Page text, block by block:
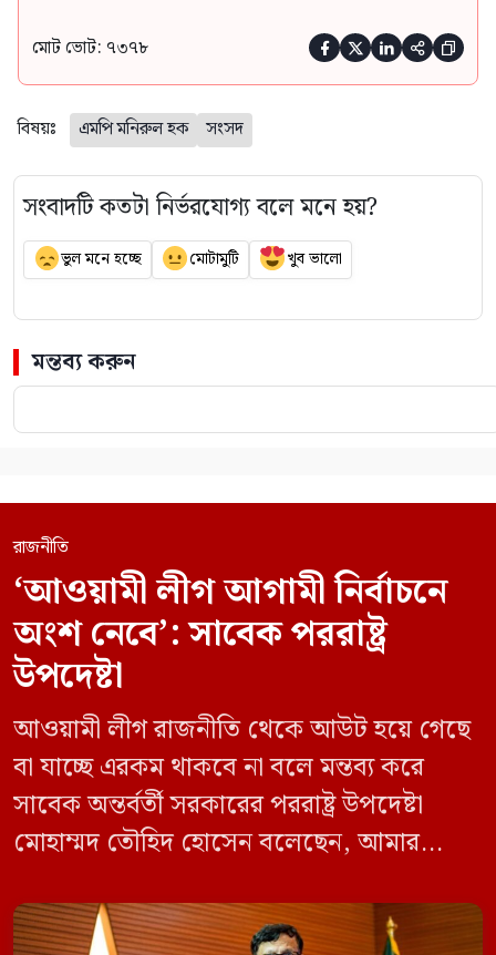
মোট ভোট: ৭৩৭৮     
বিষয়ঃ এমপি মনিরুল হক সংসদ
সংবাদটি কতটা নির্ভরযোগ্য বলে মনে হয়?
ভুল মনে হচ্ছে মোটামুটি খুব ভালো
মন্তব্য করুন
রাজনীতি
‘আওয়ামী লীগ আগামী নির্বাচনে
অংশ নেবে’: সাবেক পররাষ্ট্র
উপদেষ্টা
আওয়ামী লীগ রাজনীতি থেকে আউট হয়ে গেছে
বা যাচ্ছে এরকম থাকবে না বলে মন্তব্য করে
সাবেক অন্তর্বর্তী সরকারের পররাষ্ট্র উপদেষ্টা
মোহাম্মদ তৌহিদ হোসেন বলেছেন, আমার
নির্বাচনে অংশ নেবে। সম্প্রতি দেশের একটি